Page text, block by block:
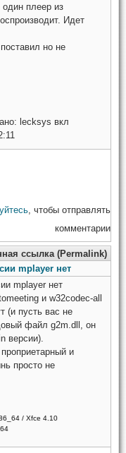
один плеер из
Идет
но не
lecksys вкл
, чтобы отправлять
комментарии
ссылка (Permalink)
mplayer нет
mplayer нет
и w32codec-all
(и пусть вас не
файл g2m.dll, он
версии).
и
просто не
/ Xfce 4.10